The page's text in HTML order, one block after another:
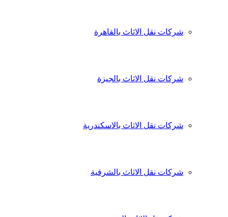
شركات نقل الاثاث بالقاهرة
شركات نقل الاثاث بالجيزة
شركات نقل الاثاث بالاسكندرية
شركات نقل الاثاث بالشرقية